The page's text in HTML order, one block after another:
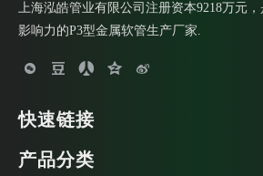
上海泓皓管业有限公司注册资本9218万元
影响力的P3型金属软管生产厂家.
快速链接
产品分类